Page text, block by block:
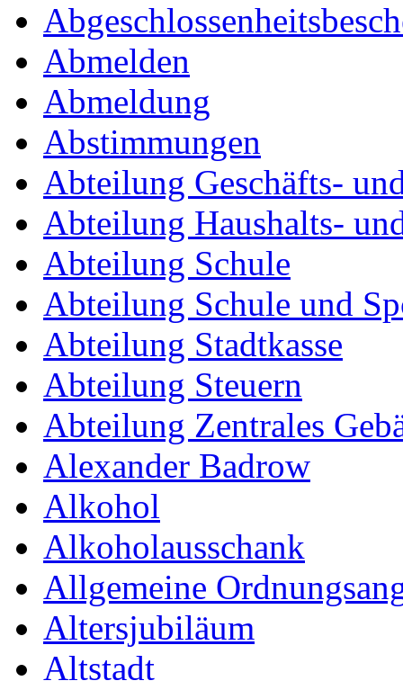
Abmelden
Abmeldung
Abstimmungen
Abteilung Geschäfts-
Abteilung Haushalts-
Abteilung Schule
Abteilung Schule und
Abteilung Stadtkasse
Abteilung Steuern
Abteilung Zentrales
Alexander Badrow
Alkohol
Alkoholausschank
Allgemeine
Altersjubiläum
Altstadt